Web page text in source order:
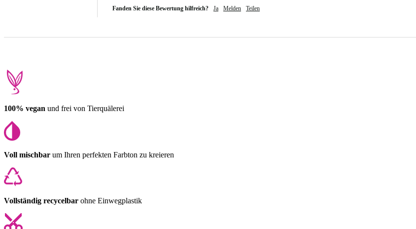
Fanden Sie diese Bewertung hilfreich? Ja Melden Teilen
100% vegan und frei von Tierquälerei
Voll mischbar um Ihren perfekten Farbton zu kreieren
Vollständig recycelbar ohne Einwegplastik